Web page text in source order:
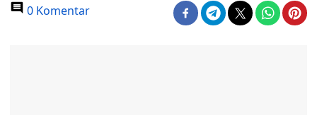
0 Komentar